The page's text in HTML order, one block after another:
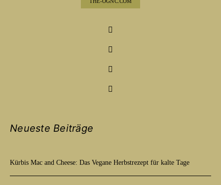
Neueste Beiträge
Kürbis Mac and Cheese: Das Vegane Herbstrezept für kalte Tage